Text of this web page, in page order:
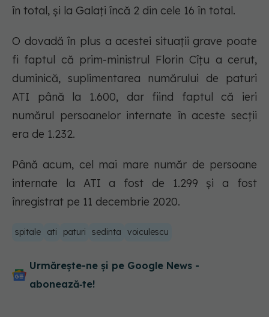
în total, și la Galați încă 2 din cele 16 în total.
O dovadă în plus a acestei situații grave poate
fi faptul că prim-ministrul Florin Cîţu a cerut,
duminică, suplimentarea numărului de paturi
ATI până la 1.600, dar fiind faptul că ieri
numărul persoanelor internate în aceste secții
era de 1.232.
Până acum, cel mai mare număr de persoane
internate la ATI a fost de 1.299 și a fost
înregistrat pe 11 decembrie 2020.
spitale ati paturi sedinta voiculescu
Urmărește-ne și pe Google News -
abonează‑te!